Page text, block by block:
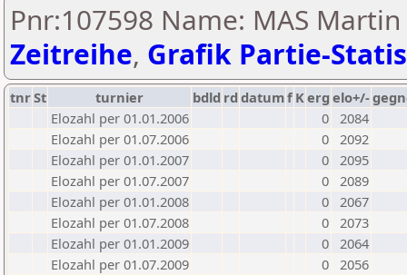
Pnr:107598 Name: MAS
Zeitreihe, Grafik Partie-
tnrSt turnier bdld rd datumf Kerg elo+/-
Elozahl per 01.01.2006
0 2084
Elozahl per 01.07.2006
0 2092
Elozahl per 01.01.2007
0 2095
Elozahl per 01.07.2007
0 2089
Elozahl per 01.01.2008
0 2067
Elozahl per 01.07.2008
0 2073
Elozahl per 01.01.2009
0 2064
Elozahl per 01.07.2009
0 2056